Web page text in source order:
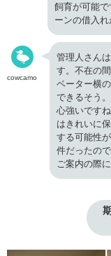
飼育が可能
ーンの借入れ
cowcamo
管理人さん
す。不在の
ベーター横
できるそう
心強いです
はきれいに
する可能性
件だったの
ご案内の際